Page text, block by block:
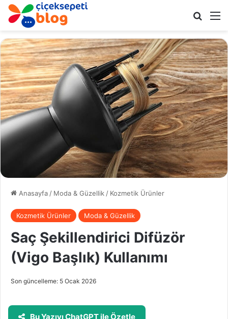
Anasayfa / Moda & Güzellik / Kozmetik Ürünler
Kozmetik Ürünler Moda & Güzellik
Saç Şekillendirici Difüzör
(Vigo Başlık) Kullanımı
Son güncelleme: 5 Ocak 2026
Bu Yazıyı ChatGPT ile Özetle